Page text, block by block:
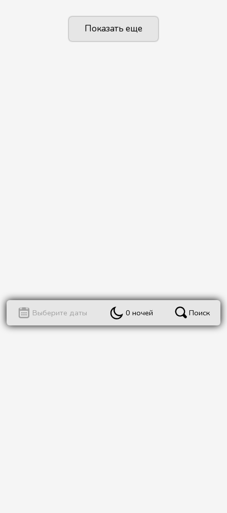
Выберите даты 0 ночей Поиск
Показать еще